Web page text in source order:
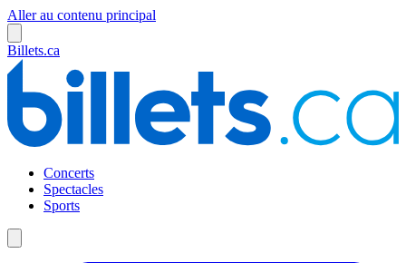
Aller au contenu principal
Billets.ca
Concerts
Spectacles
Sports